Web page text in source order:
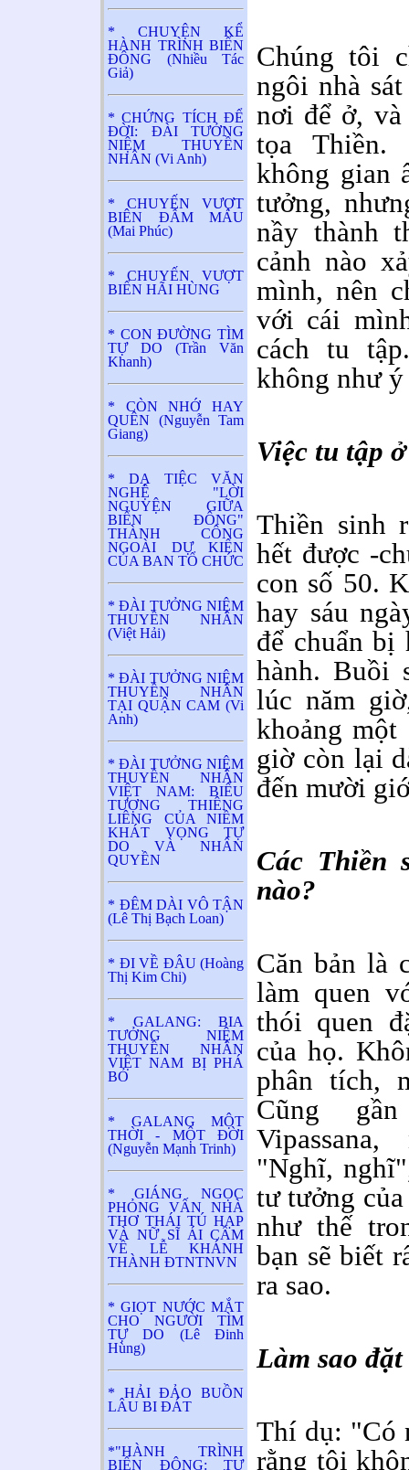
* CHUYỆN KỂ
HÀNH TRÌNH BIỂN
ĐÔNG (Nhiều Tác
Giả)
* CHỨNG TÍCH ĐỂ
ĐỜI: ĐÀI TƯỞNG
NIỆM THUYỀN
NHÂN (Vi Anh)
* CHUYẾN VƯỢT
BIÊN ĐẪM MÁU
(Mai Phúc)
* CHUYẾN VƯỢT
BIỂN HÃI HÙNG
* CON ĐƯỜNG TÌM
TỰ DO (Trần Văn
Khanh)
* CÒN NHỚ HAY
QUÊN (Nguyễn Tam
Giang)
* DẠ TIỆC VĂN
NGHỆ "LỜI
NGUYỆN GIỮA
BIỂN ĐÔNG"
THÀNH CÔNG
NGOÀI DỰ KIẾN
CỦA BAN TỔ CHỨC
* ĐÀI TƯỞNG NIỆM
THUYỀN NHÂN
(Việt Hải)
* ĐÀI TƯỞNG NIỆM
THUYỀN NHÂN
TẠI QUẬN CAM (Vi
Anh)
* ĐÀI TƯỞNG NIỆM
THUYỀN NHÂN
VIỆT NAM: BIỂU
TƯỢNG THIÊNG
LIÊNG CỦA NIỀM
KHÁT VỌNG TỰ
DO VÀ NHÂN
QUYỀN
* ĐÊM DÀI VÔ TẬN
(Lê Thị Bạch Loan)
* ĐI VỀ ĐÂU (Hoàng
Thị Kim Chi)
* GALANG: BIA
TƯỞNG NIỆM
THUYỀN NHÂN
VIỆT NAM BỊ PHÁ
BỎ
* GALANG MỘT
THỜI - MỘT ĐỜI
(Nguyễn Mạnh Trinh)
* GIÁNG NGỌC
PHỎNG VẤN NHÀ
THƠ THÁI TÚ HẠP
VÀ NỮ SĨ ÁI CẦM
VỀ LỄ KHÁNH
THÀNH ĐTNTNVN
* GIỌT NƯỚC MẮT
CHO NGƯỜI TÌM
TỰ DO (Lê Đinh
Hùng)
* HẢI ĐẢO BUỒN
LÂU BI ĐÁT
*"HÀNH TRÌNH
BIỂN ĐÔNG: TỰ
Chúng tôi
ngôi nhà
nơi để ở,
tọa Thiền.
không gian
tưởng,
nầy thành
cảnh nào
mình, nên
với cái
cách tu
không như
Việc tu tập
Thiền sinh
hết được -
con số 50.
hay sáu
để chuẩn bị
hành. Buồi
lúc năm
khoảng
giờ còn lại
đến mười
Các Thiền
nào?
Căn bản là
làm quen
thói quen
của họ.
phân tích,
Cũng
"Nghĩ,
tư tưởng
như thế
bạn sẽ biết
ra sao.
Làm sao
Thí dụ: "Có
rằng tôi